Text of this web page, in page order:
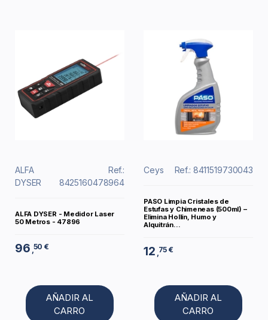
ALFA
DYSER
Ref.:
8425160478964
ALFA DYSER - Medidor Laser
50 Metros - 47896
96 ,50 €
AÑADIR AL
CARRO
Ceys Ref.: 8411519730043
PASO Limpia Cristales de
Estufas y Chimeneas (500ml) –
Elimina Hollín, Humo y
Alquitrán...
12 ,75 €
AÑADIR AL
CARRO